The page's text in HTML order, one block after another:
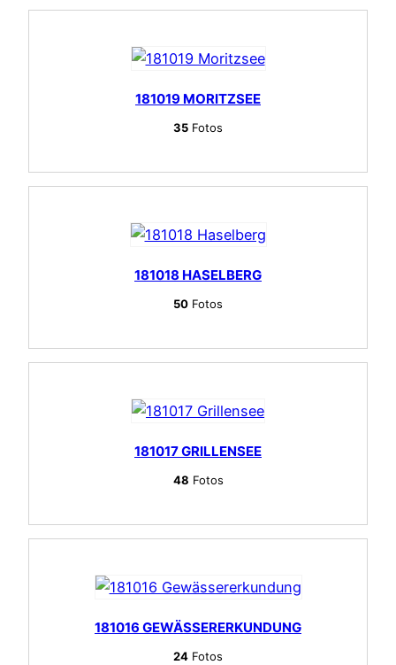
181019 MORITZSEE
35 Fotos
181018 HASELBERG
50 Fotos
181017 GRILLENSEE
48 Fotos
181016 GEWÄSSERERKUNDUNG
24 Fotos